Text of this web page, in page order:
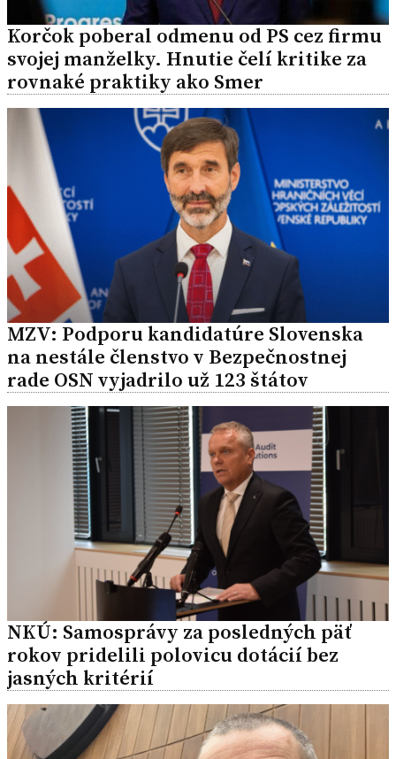
Korčok poberal odmenu od PS cez firmu
svojej manželky. Hnutie čelí kritike za
rovnaké praktiky ako Smer
MZV: Podporu kandidatúre Slovenska
na nestále členstvo v Bezpečnostnej
rade OSN vyjadrilo už 123 štátov
NKÚ: Samosprávy za posledných päť
rokov pridelili polovicu dotácií bez
jasných kritérií